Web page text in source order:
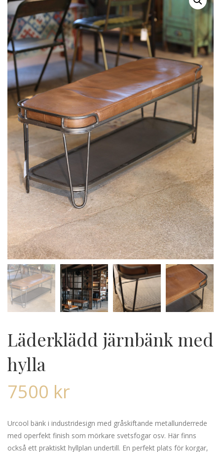
Läderklädd järnbänk med
hylla
7500 kr
Urcool bänk i industridesign med gråskiftande metallunderrede
med operfekt finish som mörkare svetsfogar osv. Här finns
också ett praktiskt hyllplan undertill. En perfekt plats för korgar,